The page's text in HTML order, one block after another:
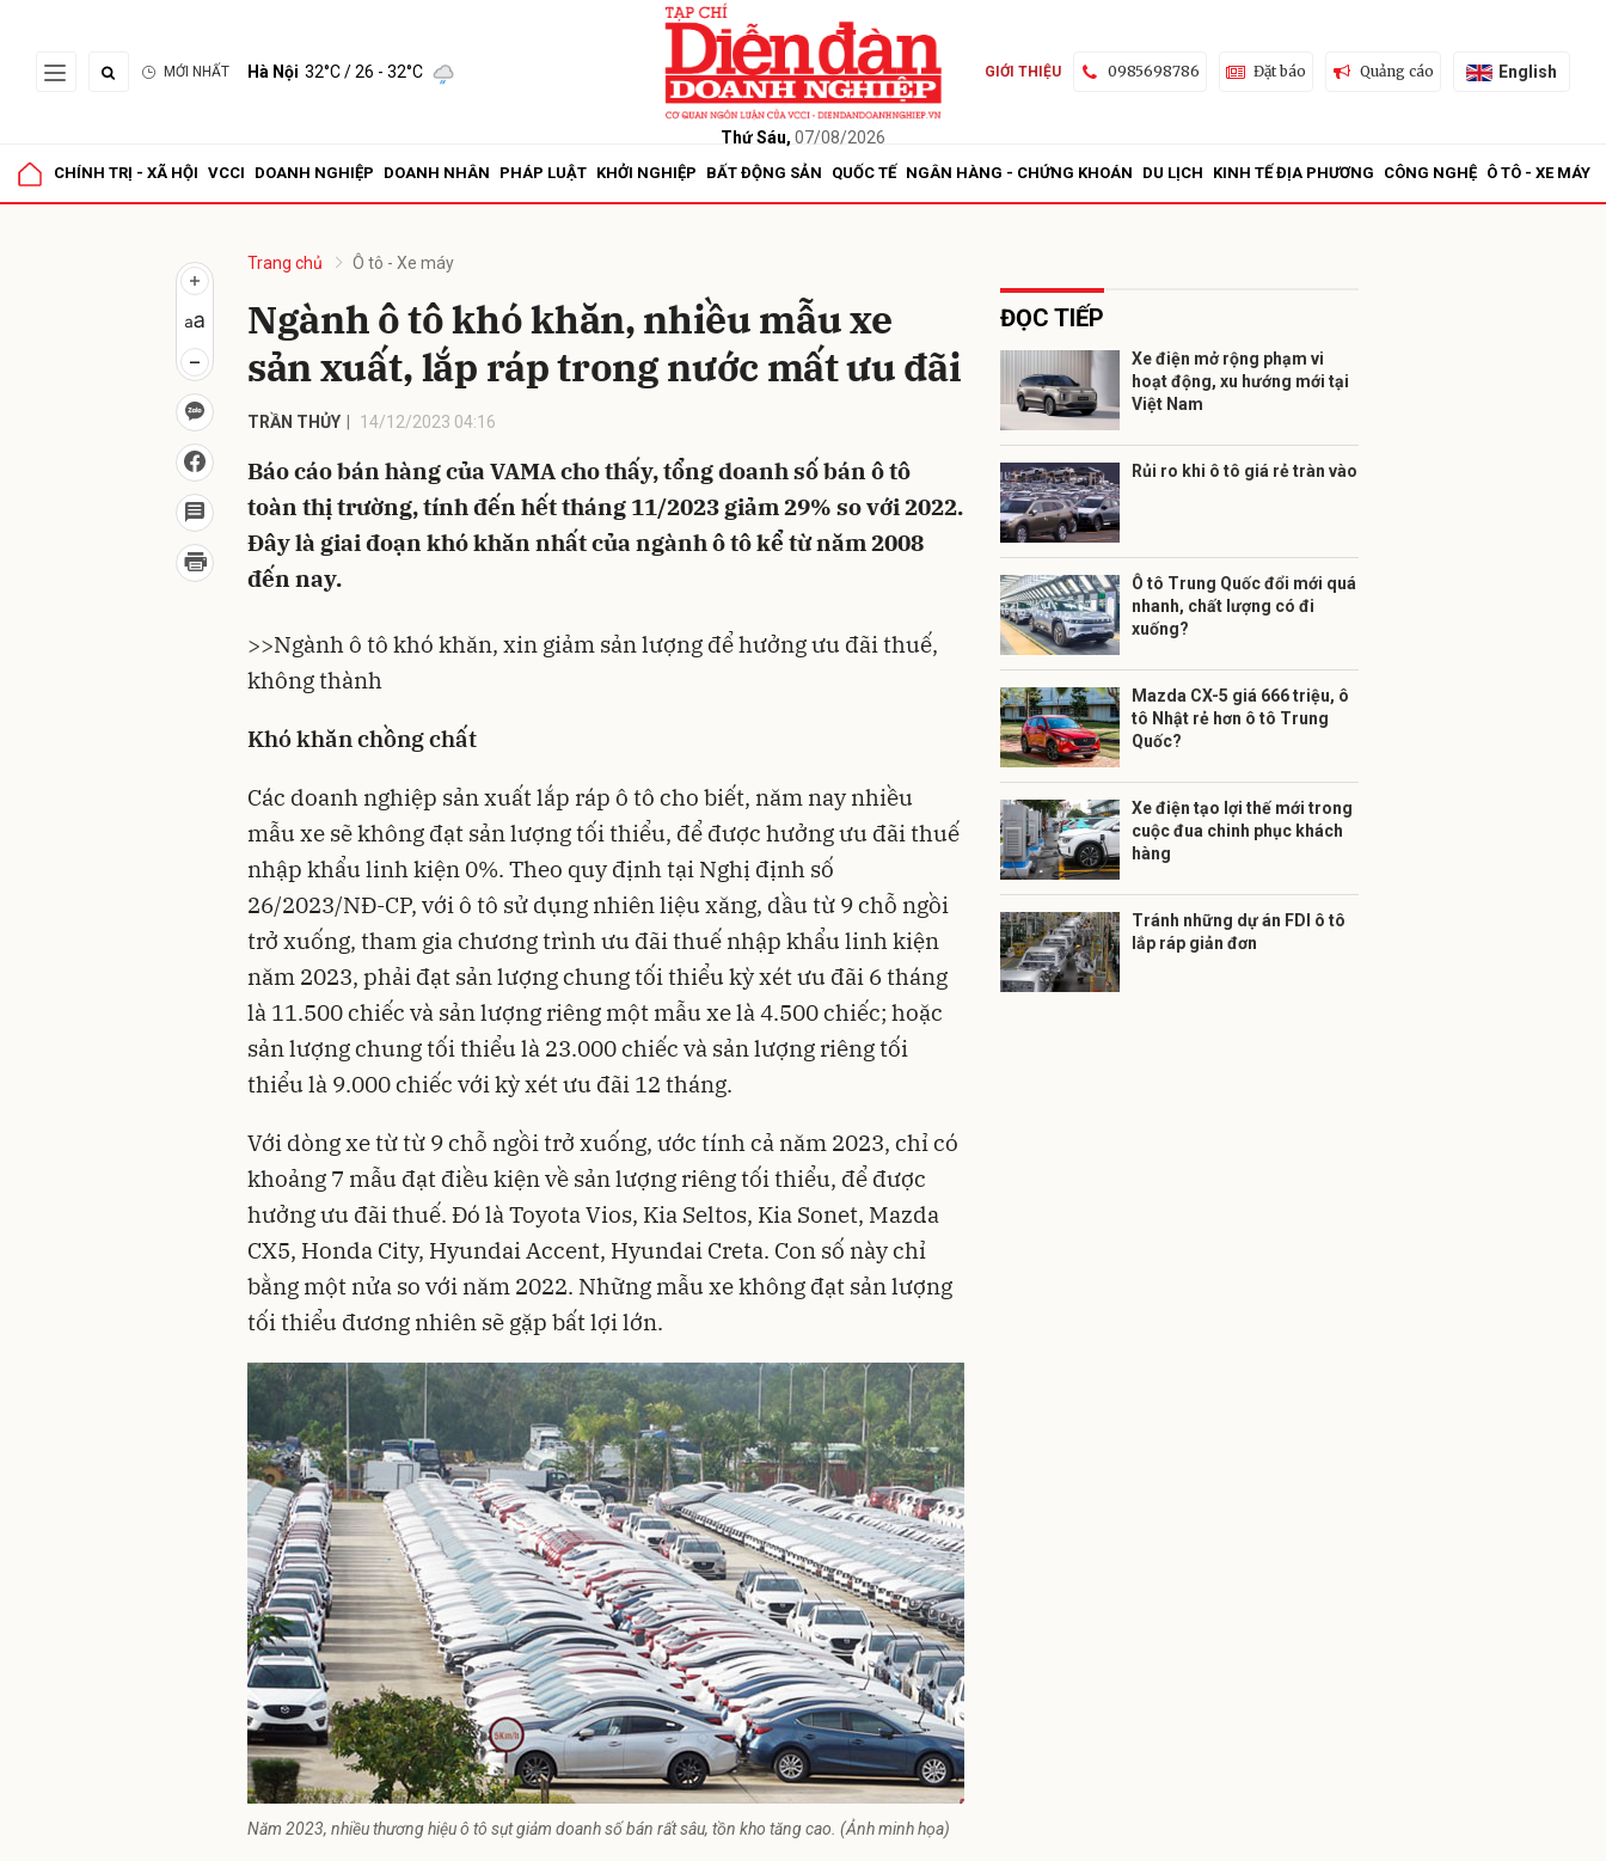
MỚI NHẤT Hà Nội 32°C/ 26 - 32°C
Thứ Sáu, 07/08/2026
GIỚI THIỆU 0985698786 Đặt báo Quảng cáo English
CHÍNH TRỊ - XÃ HỘI VCCI DOANH NGHIỆP DOANH NHÂN PHÁP LUẬT KHỞI NGHIỆP BẤT ĐỘNG SẢN QUỐC TẾ NGÂN HÀNG - CHỨNG KHOÁN DU LỊCH KINH TẾ ĐỊA PHƯƠNG CÔNG NGHỆ Ô TÔ - XE MÁY
Trang chủ Ô tô - Xe máy
Ngành ô tô khó khăn, nhiều mẫu xe
sản xuất, lắp ráp trong nước mất ưu đãi
TRẦN THỦY 14/12/2023 04:16
Báo cáo bán hàng của VAMA cho thấy, tổng doanh số bán ô tô
toàn thị trường, tính đến hết tháng 11/2023 giảm 29% so với 2022.
Đây là giai đoạn khó khăn nhất của ngành ô tô kể từ năm 2008
đến nay.
>>Ngành ô tô khó khăn, xin giảm sản lượng để hưởng ưu đãi thuế,
không thành
Khó khăn chồng chất
Các doanh nghiệp sản xuất lắp ráp ô tô cho biết, năm nay nhiều
mẫu xe sẽ không đạt sản lượng tối thiểu, để được hưởng ưu đãi thuế
nhập khẩu linh kiện 0%. Theo quy định tại Nghị định số
26/2023/NĐ-CP, với ô tô sử dụng nhiên liệu xăng, dầu từ 9 chỗ ngồi
trở xuống, tham gia chương trình ưu đãi thuế nhập khẩu linh kiện
năm 2023, phải đạt sản lượng chung tối thiểu kỳ xét ưu đãi 6 tháng
là 11.500 chiếc và sản lượng riêng một mẫu xe là 4.500 chiếc; hoặc
sản lượng chung tối thiểu là 23.000 chiếc và sản lượng riêng tối
thiểu là 9.000 chiếc với kỳ xét ưu đãi 12 tháng.
Với dòng xe từ từ 9 chỗ ngồi trở xuống, ước tính cả năm 2023, chỉ có
khoảng 7 mẫu đạt điều kiện về sản lượng riêng tối thiểu, để được
hưởng ưu đãi thuế. Đó là Toyota Vios, Kia Seltos, Kia Sonet, Mazda
CX5, Honda City, Hyundai Accent, Hyundai Creta. Con số này chỉ
bằng một nửa so với năm 2022. Những mẫu xe không đạt sản lượng
tối thiểu đương nhiên sẽ gặp bất lợi lớn.
Năm 2023, nhiều thương hiệu ô tô sụt giảm doanh số bán rất sâu, tồn kho tăng cao. (Ảnh minh họa)
ĐỌC TIẾP
Xe điện mở rộng phạm vi
hoạt động, xu hướng mới tại
Việt Nam
Rủi ro khi ô tô giá rẻ tràn vào
Ô tô Trung Quốc đổi mới quá
nhanh, chất lượng có đi
xuống?
Mazda CX-5 giá 666 triệu, ô
tô Nhật rẻ hơn ô tô Trung
Quốc?
Xe điện tạo lợi thế mới trong
cuộc đua chinh phục khách
hàng
Tránh những dự án FDI ô tô
lắp ráp giản đơn
Gửi